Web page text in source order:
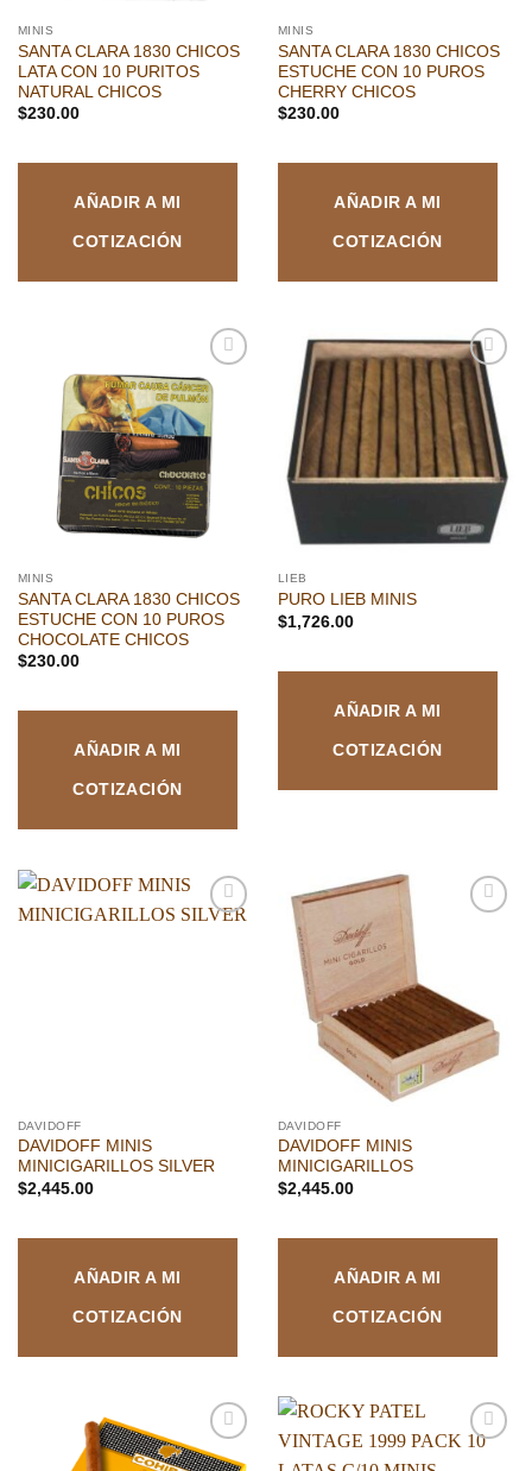
MINIS
SANTA CLARA 1830 CHICOS
LATA CON 10 PURITOS
NATURAL CHICOS
$230.00
AÑADIR A MI
COTIZACIÓN
MINIS
SANTA CLARA 1830 CHICOS
ESTUCHE CON 10 PUROS
CHERRY CHICOS
$230.00
AÑADIR A MI
COTIZACIÓN
Añadir
a la
lista de
deseos
MINIS
SANTA CLARA 1830 CHICOS
ESTUCHE CON 10 PUROS
CHOCOLATE CHICOS
$230.00
AÑADIR A MI
COTIZACIÓN
Añadir
a la
lista de
deseos
LIEB
PURO LIEB MINIS
$1,726.00
AÑADIR A MI
COTIZACIÓN
DAVIDOFF
DAVIDOFF MINIS
MINICIGARILLOS SILVER
$2,445.00
AÑADIR A MI
COTIZACIÓN
DAVIDOFF
DAVIDOFF MINIS
MINICIGARILLOS
$2,445.00
AÑADIR A MI
COTIZACIÓN
Añadir